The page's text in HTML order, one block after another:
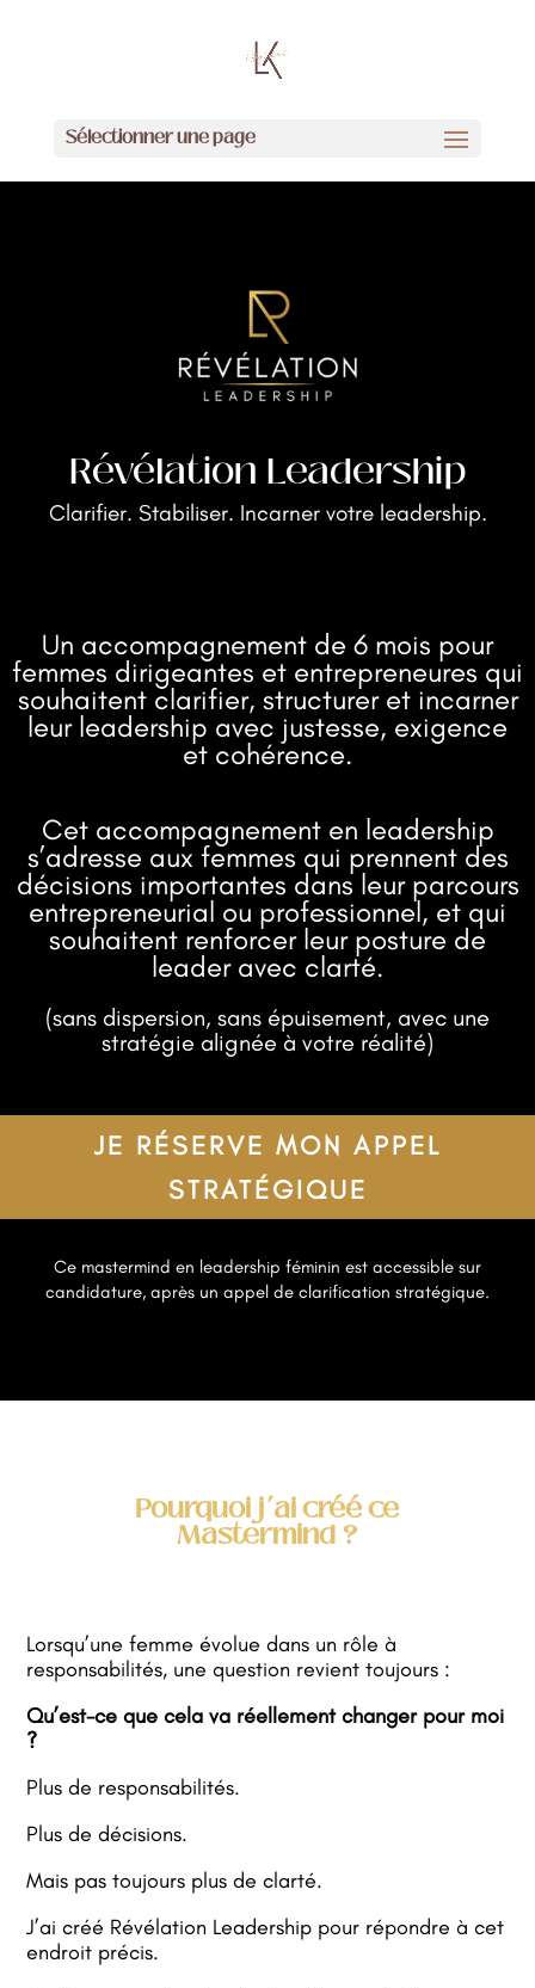
Sélectionner une page
Révélation Leadership
Clarifier. Stabiliser. Incarner votre leadership.
Un accompagnement de 6 mois pour
femmes dirigeantes et entrepreneures qui
souhaitent clarifier, structurer et incarner
leur leadership avec justesse, exigence
et cohérence.
Cet accompagnement en leadership
s’adresse aux femmes qui prennent des
décisions importantes dans leur parcours
entrepreneurial ou professionnel, et qui
souhaitent renforcer leur posture de
leader avec clarté.
(sans dispersion, sans épuisement, avec une
stratégie alignée à votre réalité)
JE RÉSERVE MON APPEL
STRATÉGIQUE
Ce mastermind en leadership féminin est accessible sur
candidature, après un appel de clarification stratégique.
Pourquoi j’ai créé ce
Mastermind ?
Lorsqu’une femme évolue dans un rôle à
responsabilités, une question revient toujours :
Qu’est-ce que cela va réellement changer pour moi
?
Plus de responsabilités.
Plus de décisions.
Mais pas toujours plus de clarté.
J’ai créé Révélation Leadership pour répondre à cet
endroit précis.